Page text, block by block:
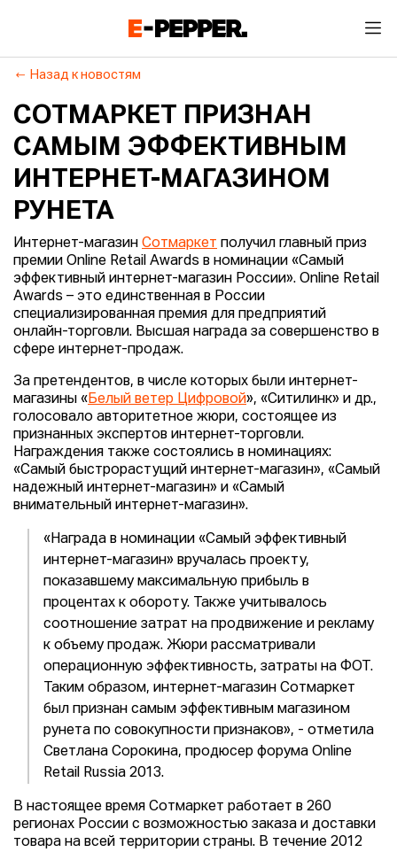
Назад к новостям
СОТМАРКЕТ ПРИЗНАН
САМЫМ ЭФФЕКТИВНЫМ
ИНТЕРНЕТ-МАГАЗИНОМ
РУНЕТА
Интернет-магазин Сотмаркет получил главный приз
премии Online Retail Awards в номинации «Самый
эффективный интернет-магазин России». Online Retail
Awards – это единственная в России
специализированная премия для предприятий
онлайн-торговли. Высшая награда за совершенство в
сфере интернет-продаж.
За претендентов, в числе которых были интернет-
магазины «Белый ветер Цифровой», «Ситилинк» и др.,
голосовало авторитетное жюри, состоящее из
признанных экспертов интернет-торговли.
Награждения также состоялись в номинациях:
«Самый быстрорастущий интернет-магазин», «Самый
надежный интернет-магазин» и «Самый
внимательный интернет-магазин».
«Награда в номинации «Самый эффективный
интернет-магазин» вручалась проекту,
показавшему максимальную прибыль в
процентах к обороту. Также учитывалось
соотношение затрат на продвижение и рекламу
к объему продаж. Жюри рассматривали
операционную эффективность, затраты на ФОТ.
Таким образом, интернет-магазин Сотмаркет
был признан самым эффективным магазином
рунета по совокупности признаков», - отметила
Светлана Сорокина, продюсер форума Online
Retail Russia 2013.
В настоящее время Сотмаркет работает в 260
регионах России с возможностью заказа и доставки
товара на всей территории страны. В течение 2012